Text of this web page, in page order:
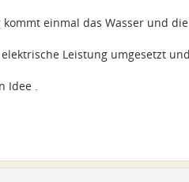
einmal das Wasser und
Leistung umgesetzt
Idee .